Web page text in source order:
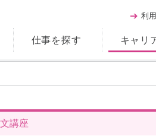
仕事を探す キャリ
利
講座